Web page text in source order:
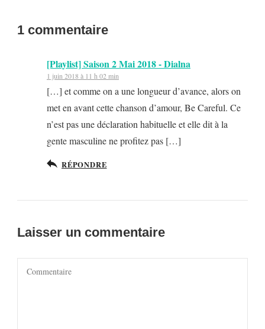
1 commentaire
[Playlist] Saison 2 Mai 2018 - Dialna
1 juin 2018 à 11 h 02 min
[…] et comme on a une longueur d’avance, alors on
met en avant cette chanson d’amour, Be Careful. Ce
n’est pas une déclaration habituelle et elle dit à la
gente masculine ne profitez pas […]
RÉPONDRE
Laisser un commentaire